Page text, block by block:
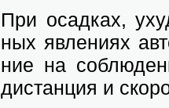
При осад­ках,
ных яв­ле­ни­ях
ние на
ди­стан­ция и